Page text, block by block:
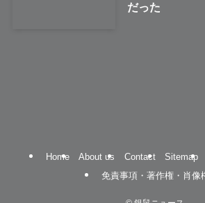
だった
Home About us Contact Sitemap
免責事項・著作権・肖像